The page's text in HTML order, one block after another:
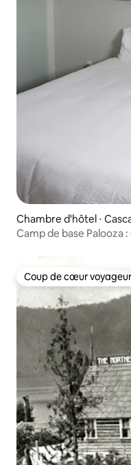
Chambre d'hôtel ⋅
Camp de base Palooza
Coup de cœur
Coup de cœur